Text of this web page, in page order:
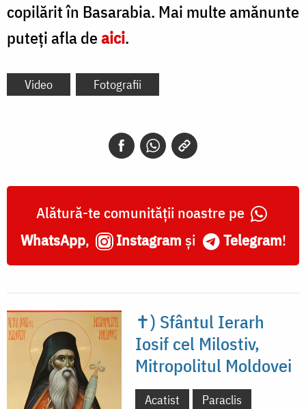
copilărit în Basarabia. Mai multe amănunte
puteți afla deaici.
Video Fotografii
Alătură-te comunității noastre pe
WhatsApp, Instagram și Telegram!
✝) Sfântul Ierarh
Iosif cel Milostiv,
Mitropolitul Moldovei
Acatist
Paraclis